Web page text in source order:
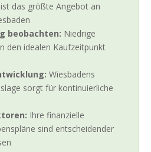
das größte Angebot an
beobachten: Niedrige
den idealen Kaufzeitpunkt
Wiesbadens
sorgt für kontinuierliche
Ihre finanzielle
sind entscheidender